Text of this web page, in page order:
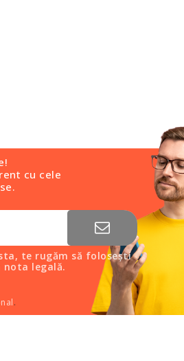
cu cele
te rugăm să folosești
legală.
.